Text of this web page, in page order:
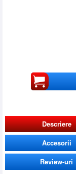
Descriere
Accesorii
Review-uri